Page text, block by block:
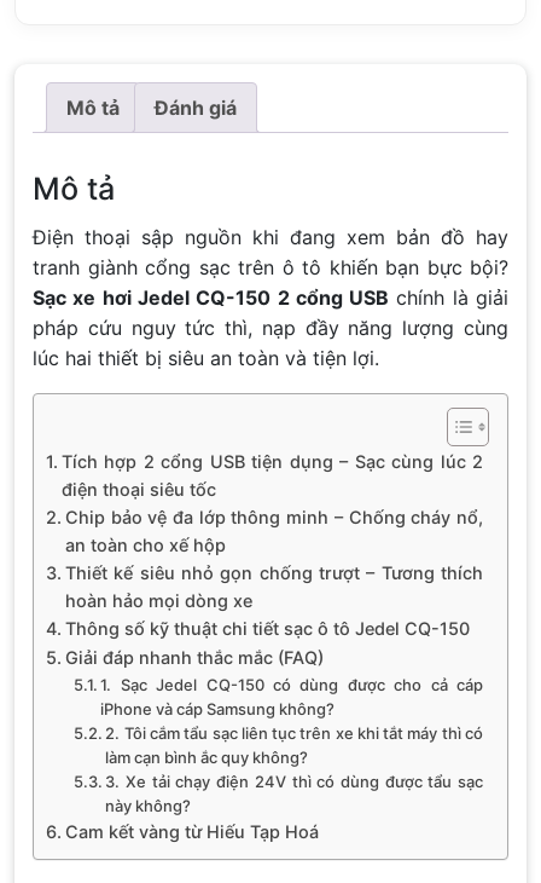
Mô tả Đánh giá
Mô tả
Điện thoại sập nguồn khi đang xem bản đồ hay
tranh giành cổng sạc trên ô tô khiến bạn bực bội?
Sạc xe hơi Jedel CQ-150 2 cổng USB chính là giải
pháp cứu nguy tức thì, nạp đầy năng lượng cùng
lúc hai thiết bị siêu an toàn và tiện lợi.
Tích hợp 2 cổng USB tiện dụng – Sạc cùng lúc 2
điện thoại siêu tốc
Chip bảo vệ đa lớp thông minh – Chống cháy nổ,
an toàn cho xế hộp
Thiết kế siêu nhỏ gọn chống trượt – Tương thích
hoàn hảo mọi dòng xe
Thông số kỹ thuật chi tiết sạc ô tô Jedel CQ-150
Giải đáp nhanh thắc mắc (FAQ)
1. Sạc Jedel CQ-150 có dùng được cho cả cáp
iPhone và cáp Samsung không?
2. Tôi cắm tẩu sạc liên tục trên xe khi tắt máy thì có
làm cạn bình ắc quy không?
3. Xe tải chạy điện 24V thì có dùng được tẩu sạc
này không?
Cam kết vàng từ Hiếu Tạp Hoá